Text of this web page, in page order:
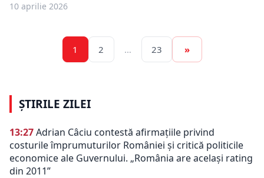
10 aprilie 2026
1 2 … 23 »
ȘTIRILE ZILEI
13:27Adrian Câciu contestă afirmațiile privind
costurile împrumuturilor României și critică politicile
economice ale Guvernului. „România are același rating
din 2011”